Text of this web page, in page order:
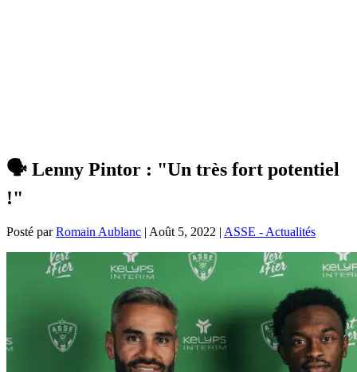
🗣 Lenny Pintor : "Un très fort potentiel
!"
Posté parRomain Aublanc | Août 5, 2022 | ASSE - Actualités